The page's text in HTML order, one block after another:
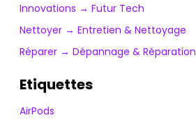
Innovations → Futur Tech
Nettoyer → Entretien & Nettoyage
Réparer → Dépannage & Réparation
Etiquettes
AirPods